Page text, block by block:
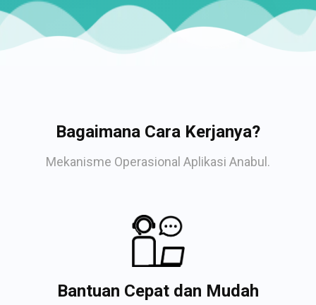
Bagaimana Cara Kerjanya?
Mekanisme Operasional Aplikasi Anabul.
Bantuan Cepat dan Mudah